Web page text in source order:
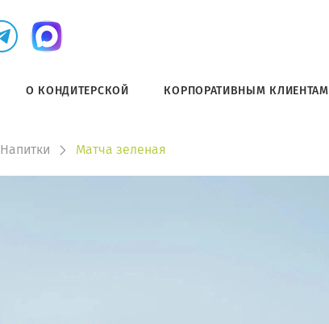
О КОНДИТЕРСКОЙ КОРПОРАТИВНЫМ КЛИЕНТАМ
Напитки Матча зеленая